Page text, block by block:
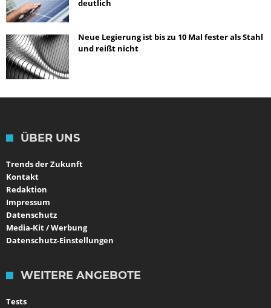
deutlich
Neue Legierung ist bis zu 10 Mal fester als Stahl
und reißt nicht
ÜBER UNS
Trends der Zukunft
Kontakt
Redaktion
Impressum
Datenschutz
Media-Kit / Werbung
Datenschutz-Einstellungen
WEITERE ANGEBOTE
Tests